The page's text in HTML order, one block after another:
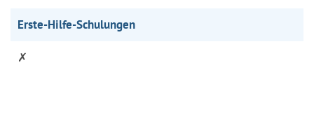
Erste-Hilfe-Schulungen
✗